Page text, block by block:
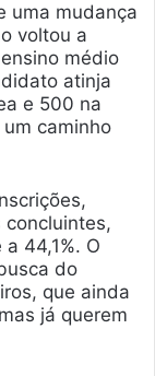
uma mudança
voltou a
médio
atinja
e 500 na
caminho
concluintes,
44,1%. O
do
que ainda
já querem